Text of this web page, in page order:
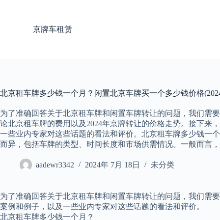
京牌车租赁
北京租车牌多少钱一个月？闲置北京车牌买一个多少钱价格
为了准确回答关于北京租车牌和闲置车牌转让的问题，我们需
论北京租车牌的费用以及2024年京牌转让的价格走势。接下来
一些业内专家对这些话题的看法和评价。北京租车牌多少钱一
而异，包括车牌的类型、时间长度和市场供需情况。一般而言
aadewr3342 2024年 7月 18日 未分类
为了准确回答关于北京租车牌和闲置车牌转让的问题，我们需
案例和例子，以及一些业内专家对这些话题的看法和评价。
北京租车牌多少钱一个月？